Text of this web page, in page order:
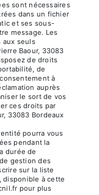
sont nécessaires
dans un fichier
et ses sous-
message. Les
aux seuls
Baour, 33083
de droits
de
à
auprès
le sort de vos
ces droits par
33083 Bordeaux
pourra vous
pendant la
durée de
gestion des
sur la liste
disponible à cette
pour plus